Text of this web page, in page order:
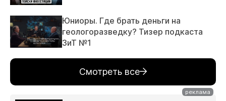
Юниоры. Где брать деньги на
геологоразведку? Тизер подкаста
ЗиТ №1
Смотреть все